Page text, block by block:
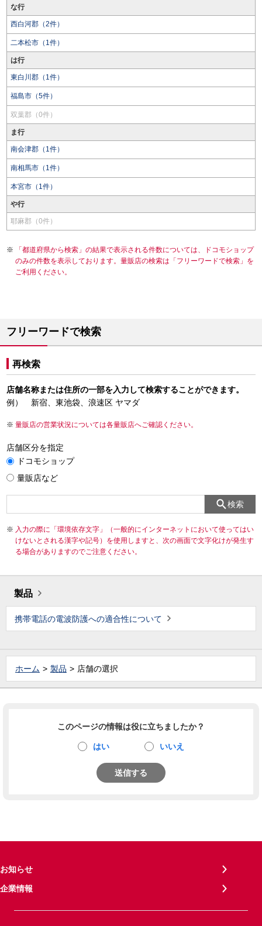
な行
西白河郡（2件）
二本松市（1件）
は行
東白川郡（1件）
福島市（5件）
双葉郡（0件）
ま行
南会津郡（1件）
南相馬市（1件）
本宮市（1件）
や行
耶麻郡（0件）
「都道府県から検索」の結果で表示される件数については、ドコモショップ
のみの件数を表示しております。量販店の検索は「フリーワードで検索」を
ご利用ください。
フリーワードで検索
再検索
店舗名称または住所の一部を入力して検索することができます。
例） 新宿、東池袋、浪速区 ヤマダ
量販店の営業状況については各量販店へご確認ください。
店舗区分を指定
ドコモショップ
量販店など
検索
入力の際に「環境依存文字」（一般的にインターネットにおいて使ってはい
けないとされる漢字や記号）を使用しますと、次の画面で文字化けが発生す
る場合がありますのでご注意ください。
製品
携帯電話の電波防護への適合性について
ホーム 製品 店舗の選択
このページの情報は役に立ちましたか？
はい いいえ
送信する
お知らせ
企業情報